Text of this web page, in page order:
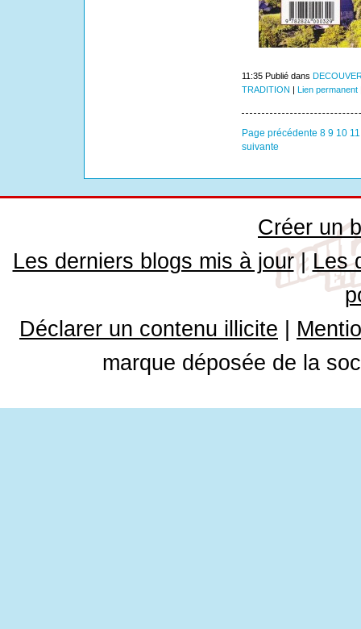
11:35 Publié dans
TRADITION | Lien permanent
Page précédente 8 9 10 11
suivante
Créer un
Les derniers blogs mis à jour| Les
Déclarer un contenu illicite
marque déposée de la